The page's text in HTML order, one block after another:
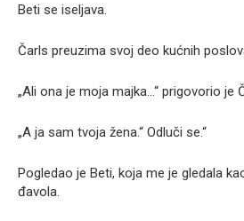
Beti se iseljava.
Čarls preuzima svoj deo kućnih
„Ali ona je moja majka…“ prigovorio je
„A ja sam tvoja žena.“ Odluči se.“
Pogledao je Beti, koja me je gledala
đavola.